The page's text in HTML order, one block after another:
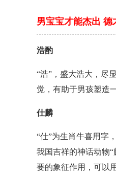
男宝宝才能杰出 德
浩酌
“浩”，盛大浩大，尽
觉，有助于男孩塑造
仕麟
“仕”为生肖牛喜用字
我国吉祥的神话动物
要的象征作用，可以